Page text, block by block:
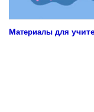
Материалы для